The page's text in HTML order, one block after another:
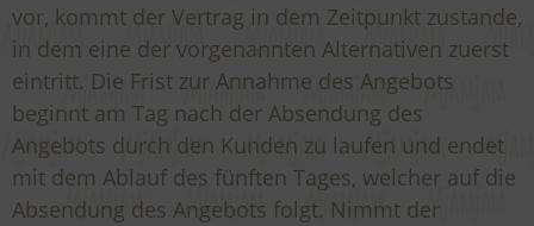
vor, kommt der Vertrag in dem Zeitpunkt zustande,
in dem eine der vorgenannten Alternativen zuerst
eintritt. Die Frist zur Annahme des Angebots
beginnt am Tag nach der Absendung des
Angebots durch den Kunden zu laufen und endet
mit dem Ablauf des fünften Tages, welcher auf die
Absendung des Angebots folgt. Nimmt der